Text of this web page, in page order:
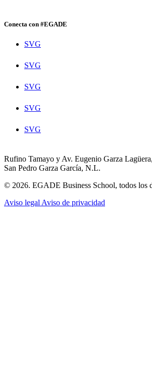
Conecta con #EGADE
SVG
SVG
SVG
SVG
SVG
Rufino Tamayo y Av. Eugenio Garza
San Pedro Garza García, N.L.
© 2026. EGADE Business School, todos los
Aviso legal Aviso de privacidad